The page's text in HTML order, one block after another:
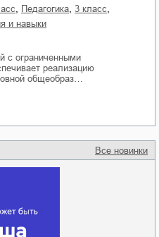
Все новинки
педагогика 3 класс
и навыки
с ограниченными
реализацию
общеобраз…